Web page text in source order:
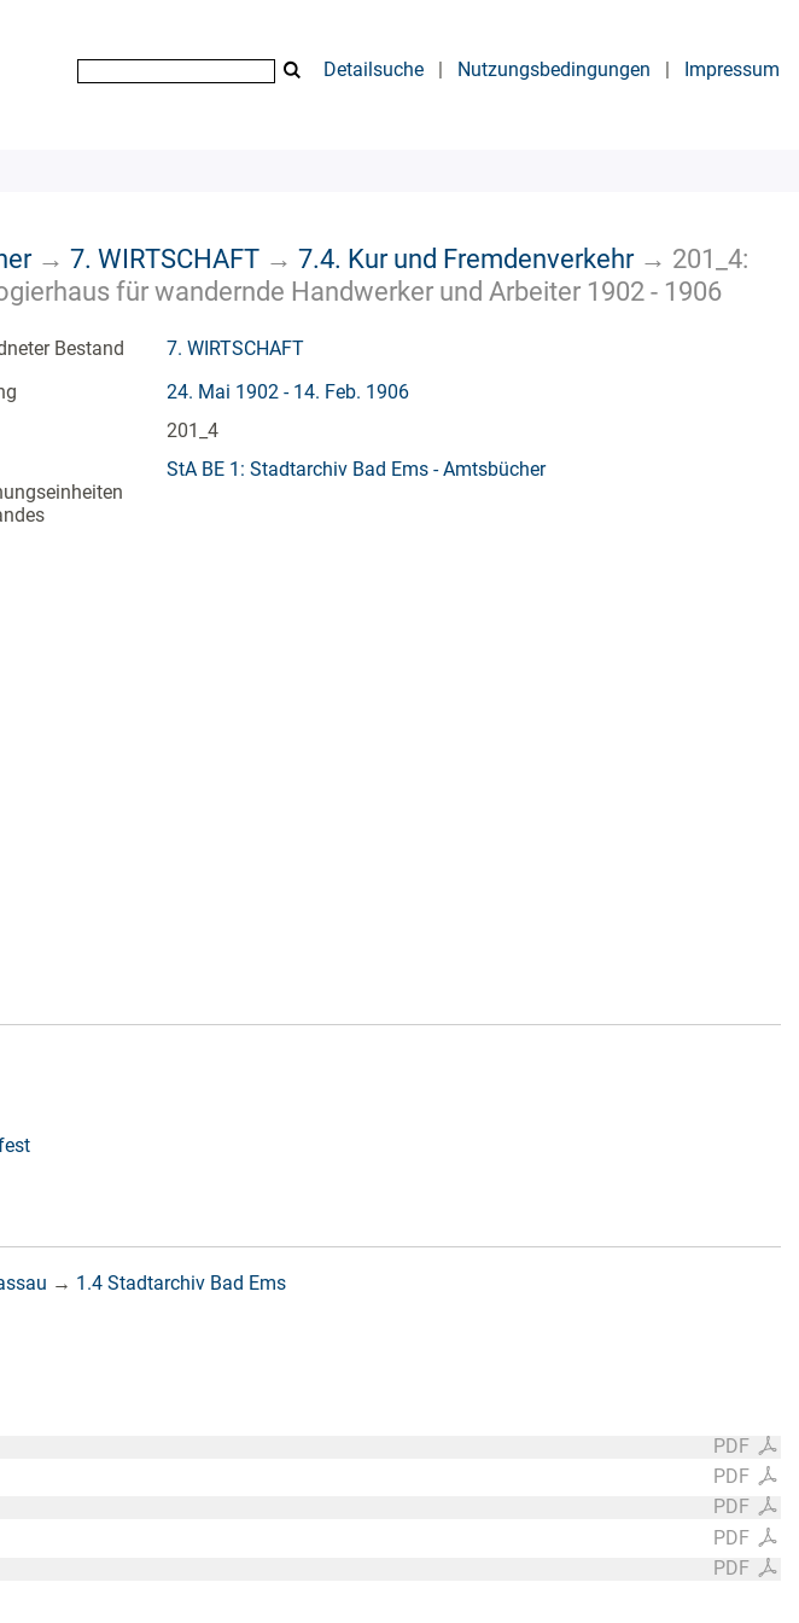
Detailsuche | Nutzungsbedingungen | Impressum
→ 7. WIRTSCHAFT → 7.4. Kur und Fremdenverkehr→ 201_4:
für wandernde Handwerker und Arbeiter 1902 - 1906
Bestand
7. WIRTSCHAFT
24. Mai 1902 - 14. Feb. 1906
201_4
StA BE 1: Stadtarchiv Bad Ems - Amtsbücher
→ 1.4 Stadtarchiv Bad Ems
PDF
PDF
PDF
PDF
PDF